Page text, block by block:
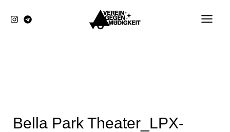
Inhalt
springen
Bella Park Theater_LPX-